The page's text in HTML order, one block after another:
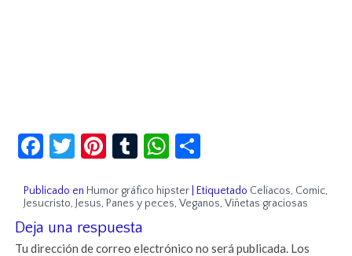
Facebook
Twitter
Pinterest
TumblrWhatsApp
Publicado en Humor gráfico hipster Etiquetado Celíacos, Comic,
Jesucristo, Jesus, Panes y peces,Veganos,Viñetas graciosas
Deja una respuesta
Tu dirección de correo electrónico no será publicada. Los